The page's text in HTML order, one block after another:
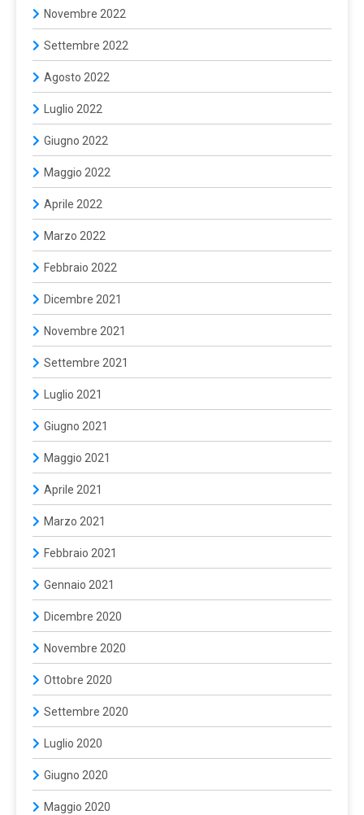
Novembre 2022
Settembre 2022
Agosto 2022
Luglio 2022
Giugno 2022
Maggio 2022
Aprile 2022
Marzo 2022
Febbraio 2022
Dicembre 2021
Novembre 2021
Settembre 2021
Luglio 2021
Giugno 2021
Maggio 2021
Aprile 2021
Marzo 2021
Febbraio 2021
Gennaio 2021
Dicembre 2020
Novembre 2020
Ottobre 2020
Settembre 2020
Luglio 2020
Giugno 2020
Maggio 2020